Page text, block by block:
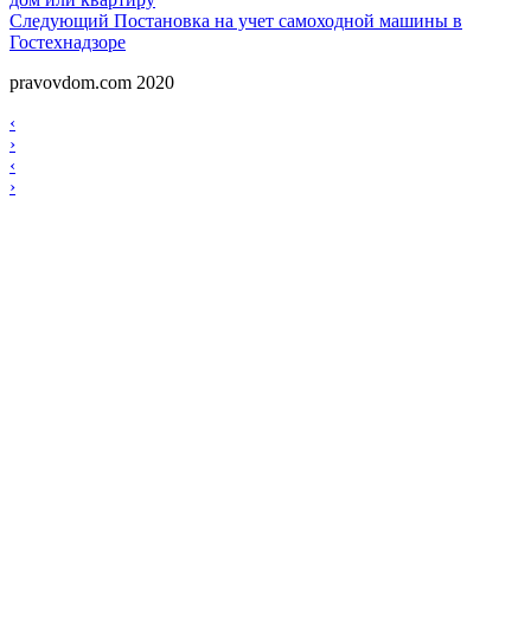
по
записям
Следующий Следующий
Постановка на учет самоходной машины в
Гостехнадзоре
pravovdom.com 2020
Scroll
Up
Навигация
по
записям
‹
›
Навигация
по
‹
›